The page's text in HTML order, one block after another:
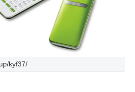
kyf37/